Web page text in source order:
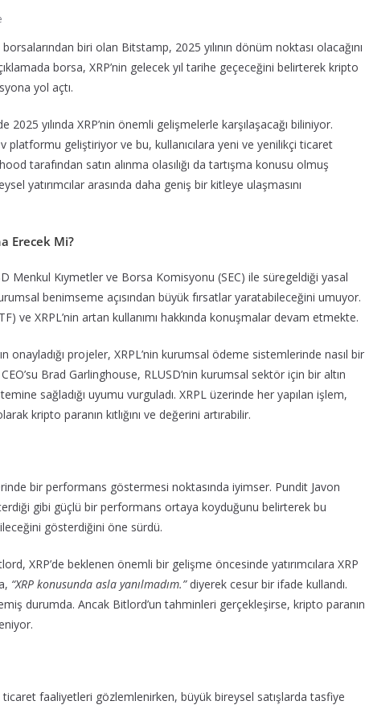
biri olan Bitstamp, 2025 yılının dönüm noktası olacağını
borsa, XRP’nin gelecek yıl tarihe geçeceğini belirterek kripto
yol açtı.
yılında XRP’nin önemli gelişmelerle karşılaşacağı biliniyor.
platformu geliştiriyor ve bu, kullanıcılara yeni ve yenilikçi ticaret
tarafından satın alınma olasılığı da tartışma konusu olmuş
yatırımcılar arasında daha geniş bir kitleye ulaşmasını
Erecek Mi?
Menkul Kıymetler ve Borsa Komisyonu (SEC) ile süregeldiği yasal
benimseme açısından büyük fırsatlar yaratabileceğini umuyor.
ve XRPL’nin artan kullanımı hakkında konuşmalar devam etmekte.
onayladığı projeler, XRPL’nin kurumsal ödeme sistemlerinde nasıl bir
Brad Garlinghouse, RLUSD’nin kurumsal sektör için bir altın
sağladığı uyumu vurguladı. XRPL üzerinde her yapılan işlem,
kripto paranın kıtlığını ve değerini artırabilir.
bir performans göstermesi noktasında iyimser. Pundit Javon
gibi güçlü bir performans ortaya koyduğunu belirterek bu
gösterdiğini öne sürdü.
XRP’de beklenen önemli bir gelişme öncesinde yatırımcılara XRP
“XRP konusunda asla yanılmadım.”diyerek cesur bir ifade kullandı.
durumda. Ancak Bitlord’un tahminleri gerçekleşirse, kripto paranın
faaliyetleri gözlemlenirken, büyük bireysel satışlarda tasfiye